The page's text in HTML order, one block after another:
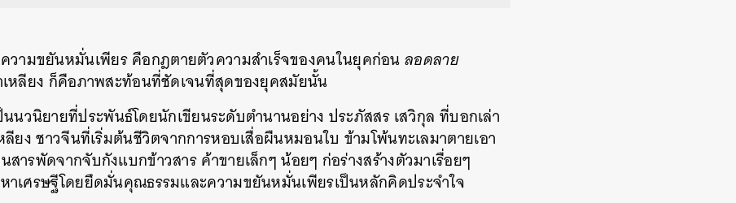
วามขยันหมั่นเพียร คือกฎตายตัวความสำเร็จของคนในยุคก่อนลอดลาย
หลียง ก็คือภาพสะท้อนที่ชัดเจนที่สุดของยุคสมัยนั้น
นนวนิยายที่ประพันธ์โดยนักเขียนระดับตำนานอย่าง ประภัสสร เสวิกุล ที่บอกเล่า
ลียง ชาวจีนที่เริ่มต้นชีวิตจากการหอบเสื่อผืนหมอนใบ ข้ามโพ้นทะเลมาตายเอา
สารพัดจากจับกังแบกข้าวสาร ค้าขายเล็กๆ น้อยๆ ก่อร่างสร้างตัวมาเรื่อยๆ
าเศรษฐีโดยยึดมั่นคุณธรรมและความขยันหมั่นเพียรเป็นหลักคิดประจำใจ